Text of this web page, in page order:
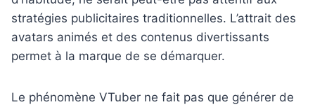
stratégies publicitaires traditionnelles. L’attrait des
avatars animés et des contenus divertissants
permet à la marque de se démarquer.
Le phénomène VTuber ne fait pas que générer de